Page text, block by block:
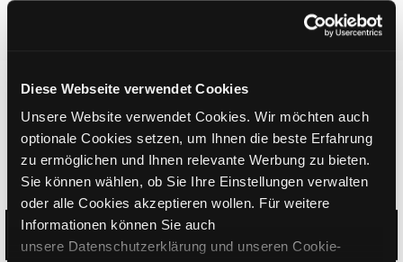
Diese Webseite verwendet Cookies
Unsere Website verwendet Cookies. Wir möchten auch
optionale Cookies setzen, um Ihnen die beste Erfahrung
zu ermöglichen und Ihnen relevante Werbung zu bieten.
Sie können wählen, ob Sie Ihre Einstellungen verwalten
oder alle Cookies akzeptieren wollen. Für weitere
Informationen können Sie auch
unsere Datenschutzerklärung und unseren Cookie-
A000661-887
Mühlbach Socks
Socks long with turnover in cover